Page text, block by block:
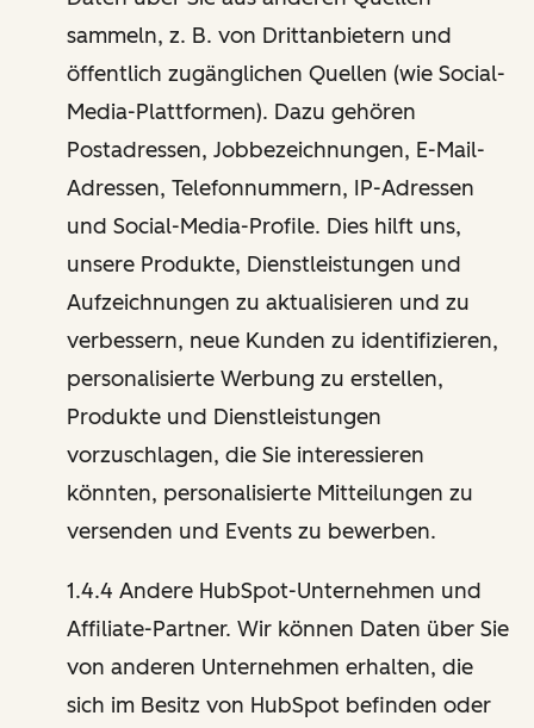
sammeln, z. B. von Drittanbietern und
öffentlich zugänglichen Quellen (wie Social-
Media-Plattformen). Dazu gehören
Postadressen, Jobbezeichnungen, E-Mail-
Adressen, Telefonnummern, IP-Adressen
und Social-Media-Profile. Dies hilft uns,
unsere Produkte, Dienstleistungen und
Aufzeichnungen zu aktualisieren und zu
verbessern, neue Kunden zu identifizieren,
personalisierte Werbung zu erstellen,
Produkte und Dienstleistungen
vorzuschlagen, die Sie interessieren
könnten, personalisierte Mitteilungen zu
versenden und Events zu bewerben.
1.4.4 Andere HubSpot-Unternehmen und
Affiliate-Partner. Wir können Daten über Sie
von anderen Unternehmen erhalten, die
sich im Besitz von HubSpot befinden oder